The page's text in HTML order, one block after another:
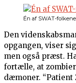
Én af SWAT-
Den
opgangen, viser
men også præst.
fortælle, at
dæmoner. “Patient